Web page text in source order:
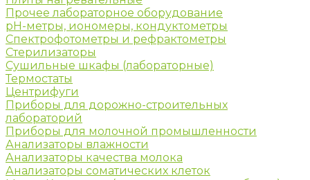
Прочее лабораторное оборудование
рН-метры, иономеры, кондуктометры
Спектрофотометры и рефрактометры
Стерилизаторы
Сушильные шкафы (лабораторные)
Термостаты
Центрифуги
Приборы для дорожно-строительных
лабораторий
Приборы для молочной промышленности
Анализаторы влажности
Анализаторы качества молока
Анализаторы соматических клеток